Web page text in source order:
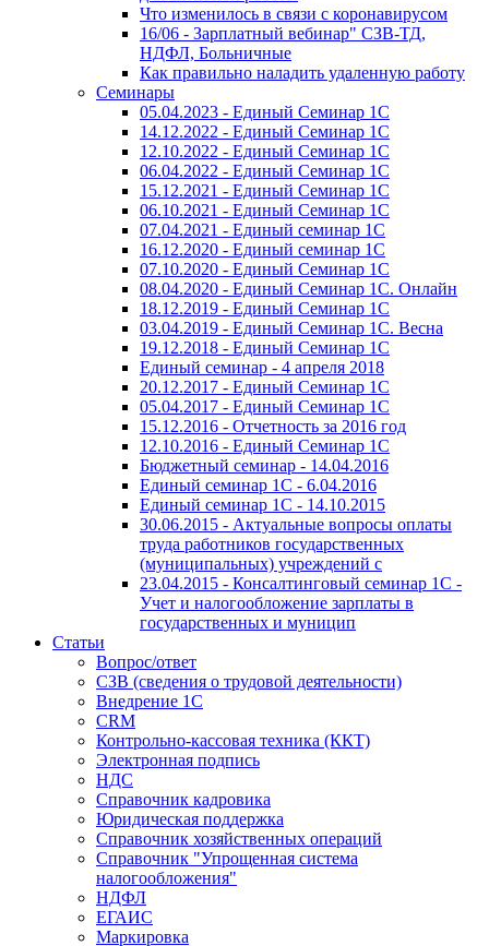
Что изменилось в связи с коронавирусом
16/06 - Зарплатный вебинар" СЗВ-ТД,
НДФЛ, Больничные
Как правильно наладить удаленную работу
Семинары
05.04.2023 - Единый Семинар 1С
14.12.2022 - Единый Семинар 1С
12.10.2022 - Единый Семинар 1С
06.04.2022 - Единый Семинар 1С
15.12.2021 - Единый Семинар 1С
06.10.2021 - Единый Семинар 1С
07.04.2021 - Единый семинар 1С
16.12.2020 - Единый семинар 1С
07.10.2020 - Единый Семинар 1С
08.04.2020 - Единый Семинар 1С. Онлайн
18.12.2019 - Единый Семинар 1С
03.04.2019 - Единый Семинар 1С. Весна
19.12.2018 - Единый Семинар 1С
Единый семинар - 4 апреля 2018
20.12.2017 - Единый Семинар 1С
05.04.2017 - Единый Семинар 1С
15.12.2016 - Отчетность за 2016 год
12.10.2016 - Единый Семинар 1С
Бюджетный семинар - 14.04.2016
Единый семинар 1С - 6.04.2016
Единый семинар 1С - 14.10.2015
30.06.2015 - Актуальные вопросы оплаты
труда работников государственных
(муниципальных) учреждений с
23.04.2015 - Консалтинговый семинар 1С -
Учет и налогообложение зарплаты в
государственных и муницип
Статьи
Вопрос/ответ
СЗВ (сведения о трудовой деятельности)
Внедрение 1С
CRM
Контрольно-кассовая техника (ККТ)
Электронная подпись
НДС
Справочник кадровика
Юридическая поддержка
Справочник хозяйственных операций
Справочник "Упрощенная система
налогообложения"
НДФЛ
ЕГАИС
Маркировка